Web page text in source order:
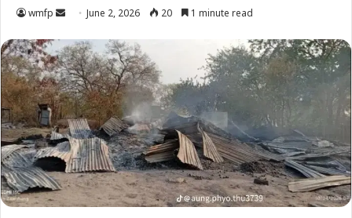
wmfp Send
email
June 2, 2026 20 1 minute read